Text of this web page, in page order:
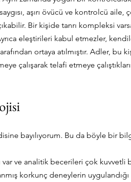
aşırı övücü ve kontrolcü aile,
Bir kişide tanrı kompleksi
eleştirileri kabul etmezler,
ortaya atılmıştır. Adler, bu
çalışarak telafi etmeye
bayılıyorum. Bu da böyle bir
ve analitik becerileri çok kuvvetli
korkunç deneylerin